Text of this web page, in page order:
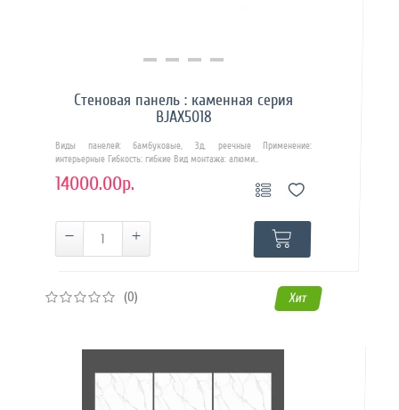
Купить в 1 клик
Стеновая панель : каменная серия
BJAX5018
Виды панелей: бамбуковые, 3д, реечные Применение:
интерьерные Гибкость: гибкие Вид монтажа: алюми..
14000.00р.
(0) Хит